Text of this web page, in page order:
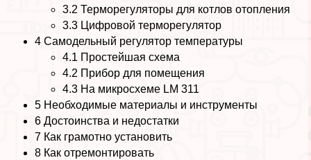
3.2 Терморегуляторы для котлов отопления
3.3 Цифровой терморегулятор
4 Самодельный регулятор температуры
4.1 Простейшая схема
4.2 Прибор для помещения
4.3 На микросхеме LM 311
5 Необходимые материалы и инструменты
6 Достоинства и недостатки
7 Как грамотно установить
8 Как отремонтировать